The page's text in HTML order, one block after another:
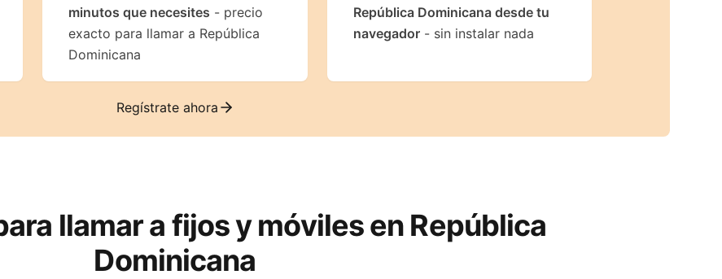
minutos que necesites - precio
exacto para llamar a República
Dominicana
República Dominicana desde tu
navegador- sin instalar nada
Regístrate ahora
llamar a fijos y móviles en República
Dominicana